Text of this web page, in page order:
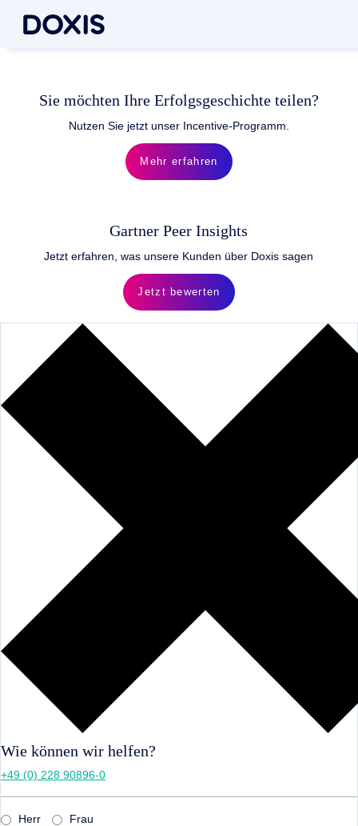
Sie möchten Ihre Erfolgsgeschichte teilen?
Nutzen Sie jetzt unser Incentive-Programm.
Mehr erfahren
Gartner Peer Insights
Jetzt erfahren, was unsere Kunden über Doxis sagen
Jetzt bewerten
Wie können wir helfen?
+49 (0) 228 90896-0
Herr Frau